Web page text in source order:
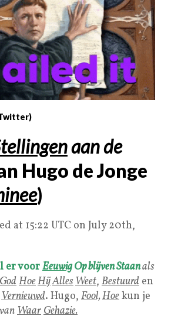
aan de
Hugo de Jonge
)
at 15:22 UTC on July 20th,
er voorEeuwigOp blijven Staanals
GodHoeHijAllesWeet, Bestuurd en
Vernieuwd. Hugo, Fool,Hoekun je
vanWaarGehazie.